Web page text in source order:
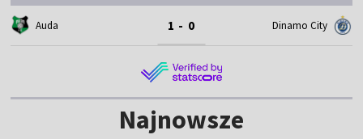
Auda 1 - 0 Dinamo City
Najnowsze